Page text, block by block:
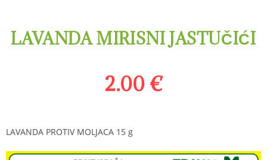
LAVANDA MIRISNI JASTUČIĆI
2.00 €
LAVANDA PROTIV MOLJACA 15 g